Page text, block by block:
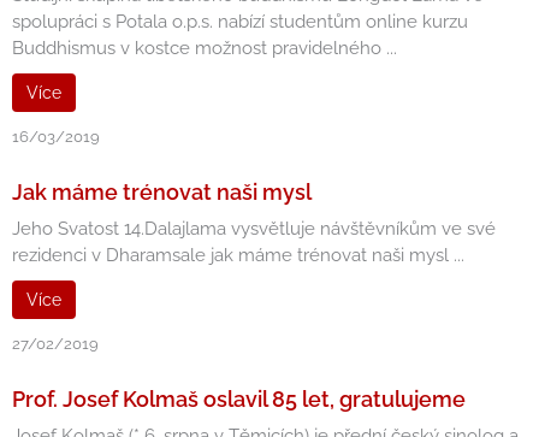
spolupráci s Potala o.p.s. nabízí studentům online kurzu
Buddhismus v kostce možnost pravidelného ...
Více
16/03/2019
Jak máme trénovat naši mysl
Jeho Svatost 14.Dalajlama vysvětluje návštěvníkům ve své
rezidenci v Dharamsale jak máme trénovat naši mysl ...
Více
27/02/2019
Prof. Josef Kolmaš oslavil 85 let, gratulujeme